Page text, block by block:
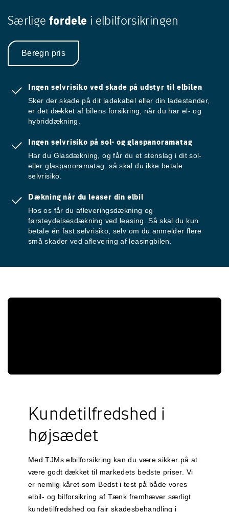
Særlige fordele i elbilforsikringen
Beregn pris
Ingen selvrisiko ved skade på udstyr til elbilen
Sker der skade på dit ladekabel eller din ladestander,
er det dækket af bilens forsikring, når du har el- og
hybriddækning.
Ingen selvrisiko på sol- og glaspanoramatag
Har du Glasdækning, og får du et stenslag i dit sol-
eller glaspanoramatag, så skal du ikke betale
selvrisiko.
Dækning når du leaser din elbil
Hos os får du afleveringsdækning og
førsteydelsesdækning ved leasing. Så skal du kun
betale én fast selvrisiko, selv om du anmelder flere
små skader ved aflevering af leasingbilen.
Kundetilfredshed i
højsædet
Med TJMs elbilforsikring kan du være sikker på at
være godt dækket til markedets bedste priser. Vi
er nemlig kåret som Bedst i test på både vores
elbil- og bilforsikring af Tænk fremhæver særligt
kundetilfredshed og fair skadesbehandling i